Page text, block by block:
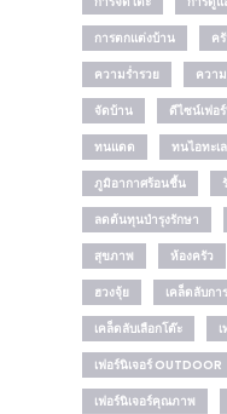
การตกแต่งบ้าน
ค
ความร่ำรวย
ควา
จัดบ้าน
ดีไซน์เฟอ
ทนแดด
ทนไอทะเล
ภูมิอากาศร้อนชื้น
ลดต้นทุนบำรุงรักษา
สุขภาพ
ห้องครัว
ฮวงจุ้ย
เคล็ดลับกา
เคล็ดลับเลือกโต๊ะ
เฟอร์นิเจอร์ OUTDOOR
เฟอร์นิเจอร์คุณภาพ